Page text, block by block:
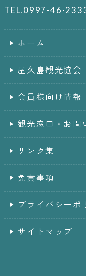
TEL.0997-46-
ホーム
屋久島観光協会
会員様向け情報
観光窓口・お問
リンク集
免責事項
プライバシーポ
サイトマップ